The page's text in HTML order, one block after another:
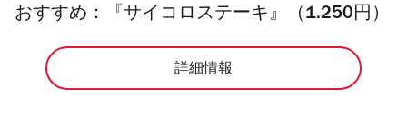
おすすめ：『サイコロステーキ』（1.250円）
詳細情報